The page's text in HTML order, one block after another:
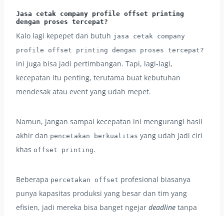
Jasa cetak company profile offset printing
dengan proses tercepat?
Kalo lagi kepepet dan butuh jasa cetak company
profile offset printing dengan proses tercepat?
ini juga bisa jadi pertimbangan. Tapi, lagi-lagi,
kecepatan itu penting, terutama buat kebutuhan
mendesak atau event yang udah mepet.
Namun, jangan sampai kecepatan ini mengurangi hasil
akhir dan pencetakan berkualitas yang udah jadi ciri
khas offset printing.
Beberapa percetakan offset profesional biasanya
punya kapasitas produksi yang besar dan tim yang
efisien, jadi mereka bisa banget ngejar deadline tanpa